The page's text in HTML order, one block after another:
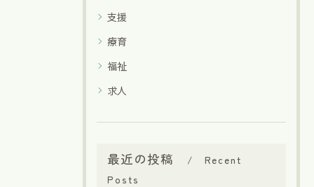
支援
療育
福祉
求人
最近の投稿
Recent
Posts